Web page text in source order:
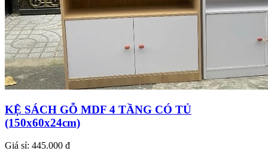
KỆ SÁCH GỖ MDF 4 TẦNG CÓ TỦ
(150x60x24cm)
Giá sỉ: 445.000 đ